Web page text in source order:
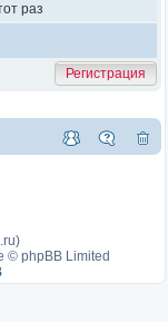
раз
Регистрация
© phpBB Limited